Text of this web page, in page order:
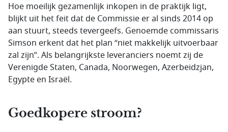
Hoe moeilijk gezamenlijk inkopen in de praktijk ligt,
blijkt uit het feit dat de Commissie er al sinds 2014 op
aan stuurt, steeds tevergeefs. Genoemde commissaris
Simson erkent dat het plan “niet makkelijk uitvoerbaar
zal zijn”. Als belangrijkste leveranciers noemt zij de
Verenigde Staten, Canada, Noorwegen, Azerbeidzjan,
Egypte en Israël.
Goedkopere stroom?